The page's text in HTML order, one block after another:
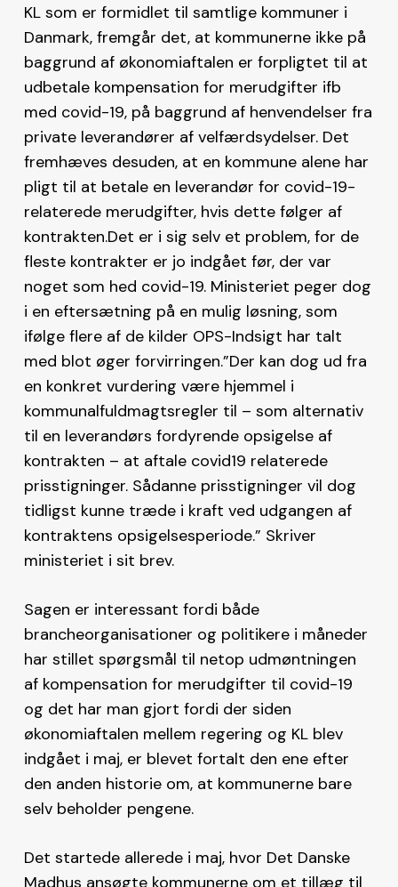
KL som er formidlet til samtlige kommuner i
Danmark, fremgår det, at kommunerne ikke på
baggrund af økonomiaftalen er forpligtet til at
udbetale kompensation for merudgifter ifb
med covid-19, på baggrund af henvendelser fra
private leverandører af velfærdsydelser. Det
fremhæves desuden, at en kommune alene har
pligt til at betale en leverandør for covid-19-
relaterede merudgifter, hvis dette følger af
kontrakten.Det er i sig selv et problem, for de
fleste kontrakter er jo indgået før, der var
noget som hed covid-19. Ministeriet peger dog
i en eftersætning på en mulig løsning, som
ifølge flere af de kilder OPS-Indsigt har talt
med blot øger forvirringen.”Der kan dog ud fra
en konkret vurdering være hjemmel i
kommunalfuldmagtsregler til – som alternativ
til en leverandørs fordyrende opsigelse af
kontrakten – at aftale covid19 relaterede
prisstigninger. Sådanne prisstigninger vil dog
tidligst kunne træde i kraft ved udgangen af
kontraktens opsigelsesperiode.” Skriver
ministeriet i sit brev.
Sagen er interessant fordi både
brancheorganisationer og politikere i måneder
har stillet spørgsmål til netop udmøntningen
af kompensation for merudgifter til covid-19
og det har man gjort fordi der siden
økonomiaftalen mellem regering og KL blev
indgået i maj, er blevet fortalt den ene efter
den anden historie om, at kommunerne bare
selv beholder pengene.
Det startede allerede i maj, hvor Det Danske
Madhus ansøgte kommunerne om et tillæg til